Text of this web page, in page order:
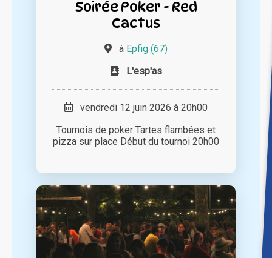
Soirée Poker - Red
Cactus
à Epfig (67)
L'esp'as
vendredi 12 juin 2026 à 20h00
Tournois de poker Tartes flambées et
pizza sur place Début du tournoi 20h00